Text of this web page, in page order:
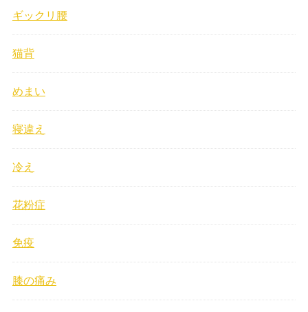
ギックリ腰
猫背
めまい
寝違え
冷え
花粉症
免疫
膝の痛み